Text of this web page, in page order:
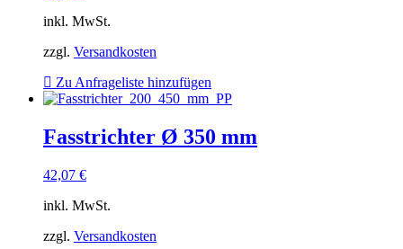
inkl. MwSt.
zzgl. Versandkosten
Zu Anfrageliste hinzufügen
Fasstrichter Ø 350 mm
42,07 €
inkl. MwSt.
zzgl. Versandkosten